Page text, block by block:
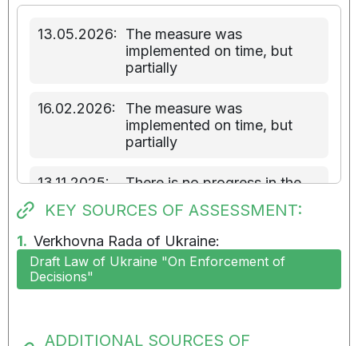
13.05.2026:
The measure was
implemented on time, but
partially
16.02.2026:
The measure was
implemented on time, but
partially
13.11.2025:
There is no progress in the
measure
11.08.2025:
There is no progress in the
measure
02.05.2025:
There is no progress in the
KEY SOURCES OF ASSESSMENT:
1. Verkhovna Rada of Ukraine:
Draft Law of Ukraine "On Enforcement of
Decisions"
ADDITIONAL SOURCES OF